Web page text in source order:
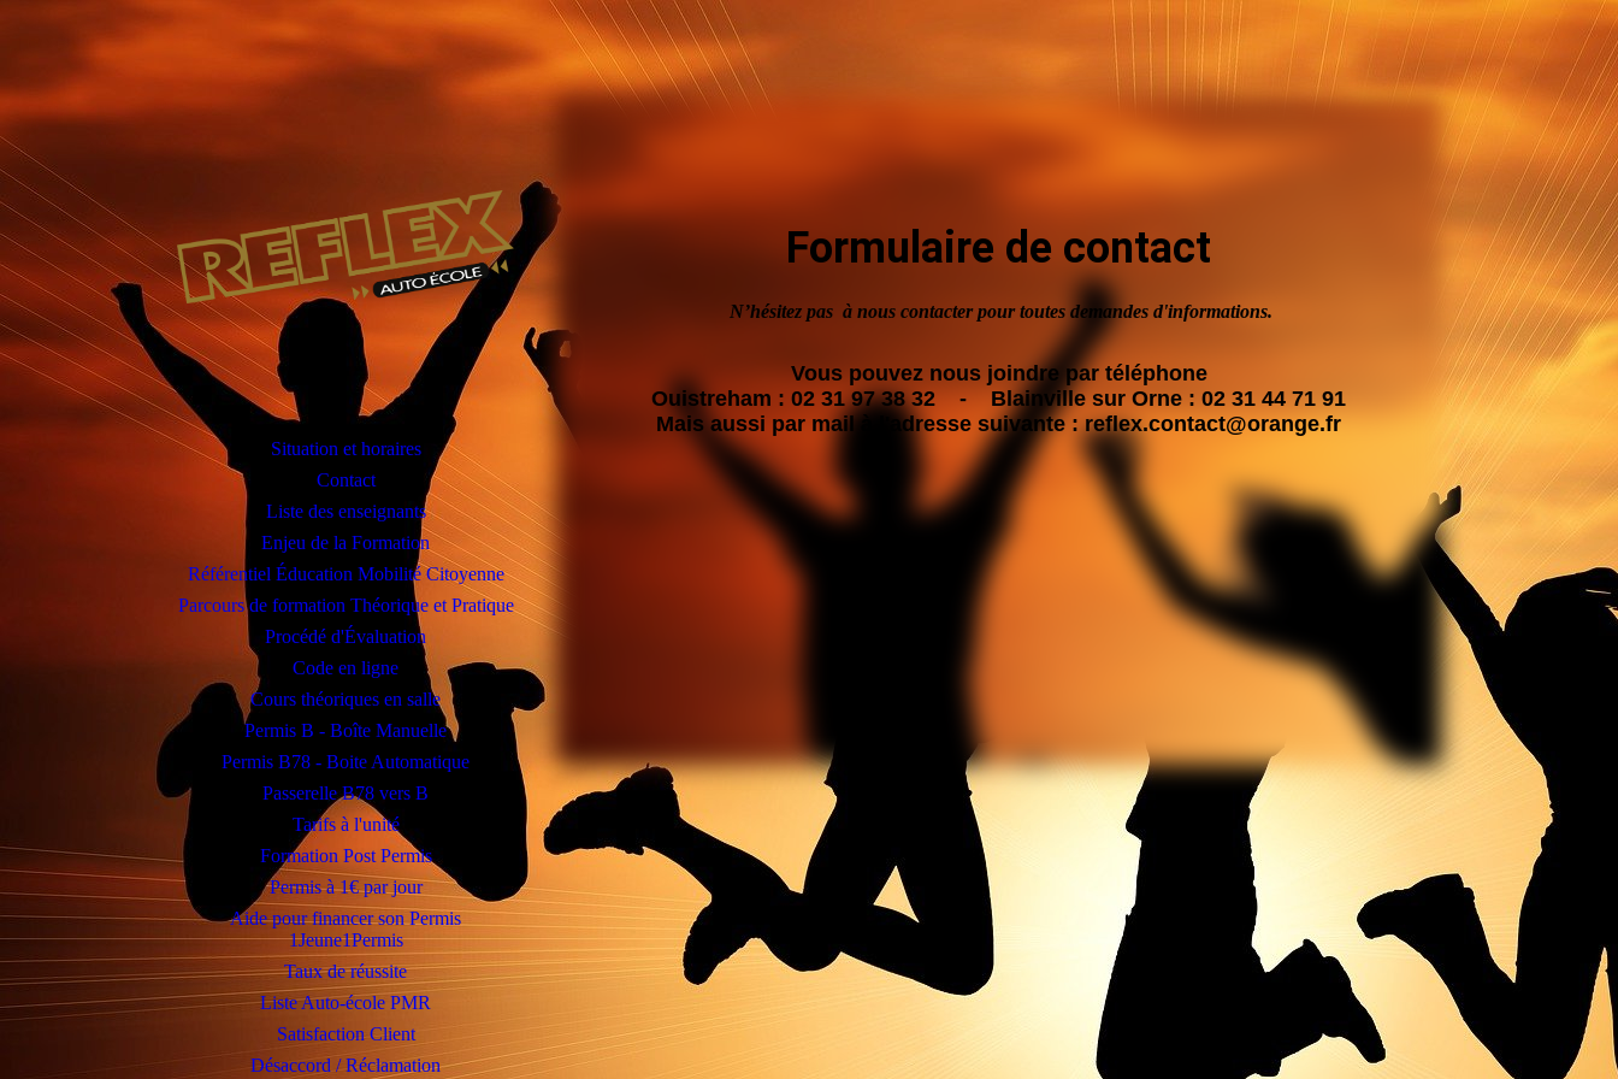
Situation et horaires
Contact
Liste des enseignants
Enjeu de la Formation
Référentiel Éducation Mobilité Citoyenne
Parcours de formation Théorique et Pratique
Procédé d'Évaluation
Code en ligne
Cours théoriques en salle
Permis B - Boîte Manuelle
Permis B78 - Boite Automatique
Passerelle B78 vers B
Tarifs à l'unité
Formation Post Permis
Permis à 1€ par jour
Aide pour financer son Permis
1Jeune1Permis
Taux de réussite
Liste Auto-école PMR
Satisfaction Client
Désaccord / Réclamation
Formulaire de contact
N’hésitez pas à nous contacter pour toutes demandes d'informations.
Vous pouvez nous joindre par téléphone
Ouistreham : 02 31 97 38 32 - Blainville sur Orne : 02 31 44 71 91
Mais aussi par mail à l'adresse suivante : reflex.contact@orange.fr